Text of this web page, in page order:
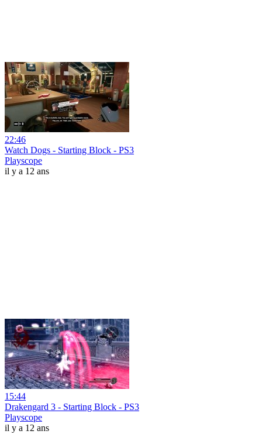
22:46
Watch Dogs - Starting Block - PS3
Playscope
il y a 12 ans
15:44
Drakengard 3 - Starting Block - PS3
Playscope
il y a 12 ans